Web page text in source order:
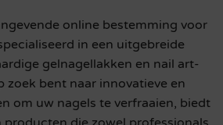
online bestemming voor
in een uitgebreide
gelnagellakken en nail art-
zoek bent naar innovatieve en
om uw nagels te verfraaien, biedt